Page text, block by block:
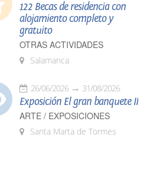
122 Becas de residencia con
alojamiento completo y
gratuito
OTRAS ACTIVIDADES
Salamanca
26/06/2026 31/08/2026
Exposición El gran banquete II
ARTE / EXPOSICIONES
Santa Marta de Tormes